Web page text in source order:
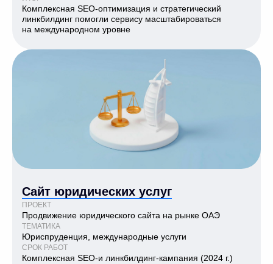
Комплексная SEO-оптимизация и стратегический
линкбилдинг помогли сервису масштабироваться
на международном уровне
Сайт юридических услуг
ПРОЕКТ
Продвижение юридического сайта на рынке ОАЭ
ТЕМАТИКА
Юриспруденция, международные услуги
СРОК РАБОТ
Комплексная SEO-и линкбилдинг-кампания (2024 г.)